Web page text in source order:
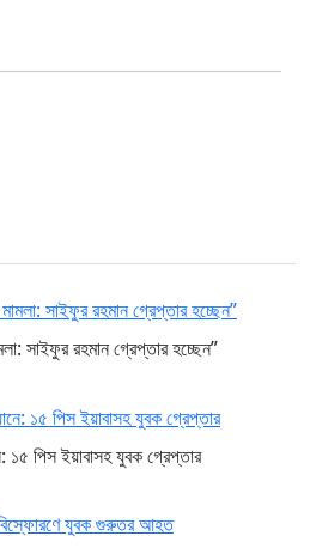
সাইফুর রহমান গ্রেপ্তার হচ্ছেন”
১৫ পিস ইয়াবাসহ যুবক গ্রেপ্তার